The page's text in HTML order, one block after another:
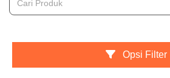
Opsi Filter